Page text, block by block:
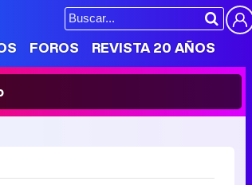
FOROS REVISTA 20 AÑOS